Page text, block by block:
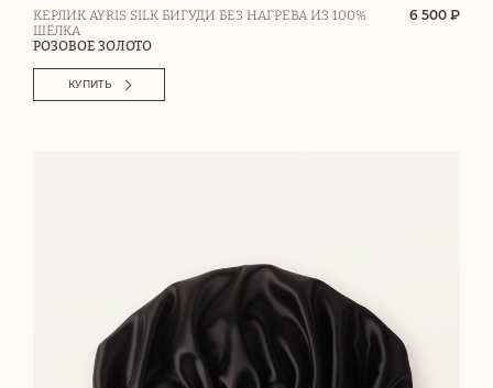
КЕРЛИК AYRIS SILK БИГУДИ БЕЗ НАГРЕВА ИЗ 100%
ШЁЛКА
РОЗОВОЕ ЗОЛОТО
6 500 ₽
КУПИТЬ